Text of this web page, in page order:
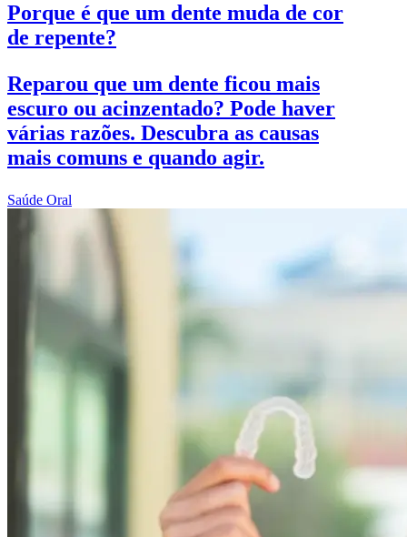
Porque é que um dente muda de cor
de repente?
Reparou que um dente ficou mais
escuro ou acinzentado? Pode haver
várias razões. Descubra as causas
mais comuns e quando agir.
Saúde Oral